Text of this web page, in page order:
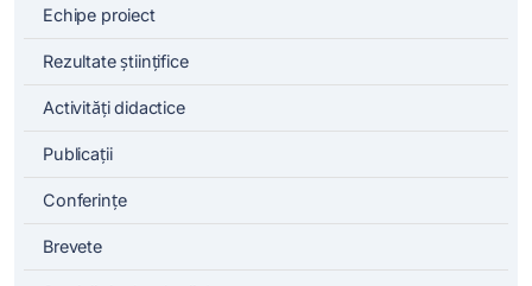
Echipe proiect
Rezultate științifice
Activități didactice
Publicații
Conferințe
Brevete